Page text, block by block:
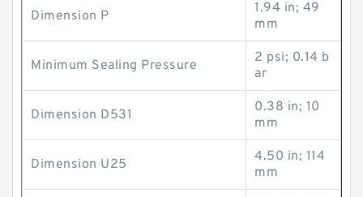
Dimension P
1.94 in; 49
mm
Minimum Sealing Pressure
2 psi; 0.14 b
ar
Dimension D531
0.38 in; 10
mm
Dimension U25
4.50 in; 114
mm